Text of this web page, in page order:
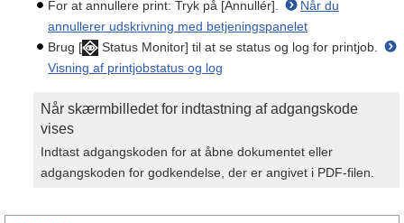
For at annullere print: Tryk på [Annullér].
Når du
annullerer udskrivning med betjeningspanelet
Brug [
Status Monitor] til at se status og log for printjob.
Visning af printjobstatus og log
Når skærmbilledet for indtastning af adgangskode
vises
Indtast adgangskoden for at åbne dokumentet eller
adgangskoden for godkendelse, der er angivet i PDF-filen.